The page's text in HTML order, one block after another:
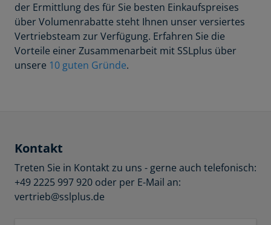
der Ermittlung des für Sie besten Einkaufspreises
über Volumenrabatte steht Ihnen unser versiertes
Vertriebsteam zur Verfügung. Erfahren Sie die
Vorteile einer Zusammenarbeit mit SSLplus über
unsere 10 guten Gründe.
Kontakt
Treten Sie in Kontakt zu uns - gerne auch telefonisch:
+49 2225 997 920 oder per E-Mail an:
vertrieb@sslplus.de